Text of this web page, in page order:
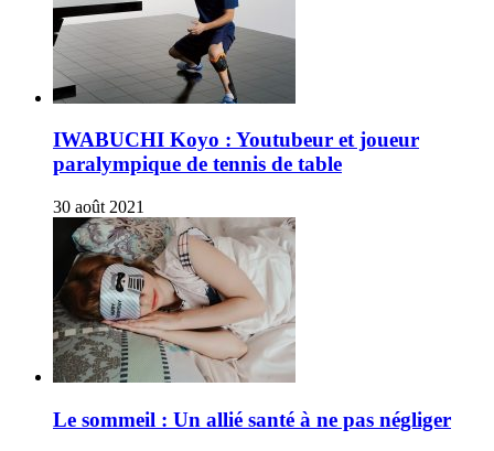
IWABUCHI Koyo : Youtubeur et joueur
paralympique de tennis de table
30 août 2021
Le sommeil : Un allié santé à ne pas négliger